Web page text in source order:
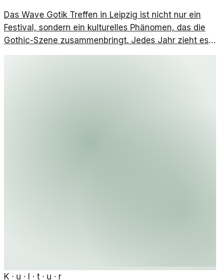
Das Wave Gotik Treffen in Leipzig ist nicht nur ein
Festival, sondern ein kulturelles Phänomen, das die
Gothic-Szene zusammenbringt. Jedes Jahr zieht es
tausende von Besuchern an, die Musik, Kunst und
K · u · l · t · u · r